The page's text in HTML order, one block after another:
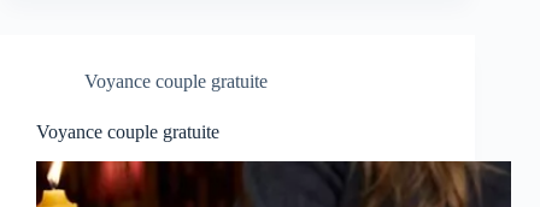
Voyance couple gratuite
Voyance couple gratuite